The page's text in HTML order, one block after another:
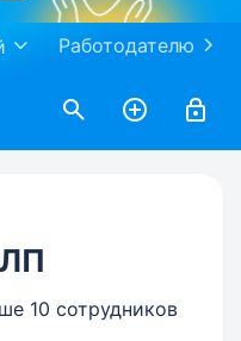
Работодателю
10 сотрудников